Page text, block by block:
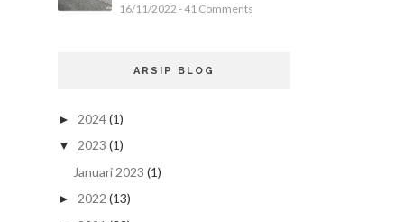
16/11/2022 - 41 Comments
ARSIP BLOG
► 2024(1)
▼ 2023 (1)
Januari 2023 (1)
► 2022 (13)